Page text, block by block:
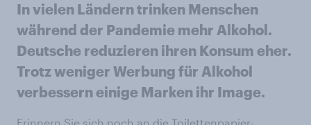
In vielen Ländern trinken Menschen
während der Pandemie mehr Alkohol.
Deutsche reduzieren ihren Konsum eher.
Trotz weniger Werbung für Alkohol
verbessern einige Marken ihr Image.